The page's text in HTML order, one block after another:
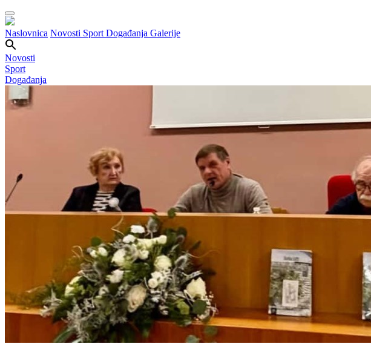
Naslovnica Novosti Sport Događanja Galerije
Novosti
Sport
Događanja